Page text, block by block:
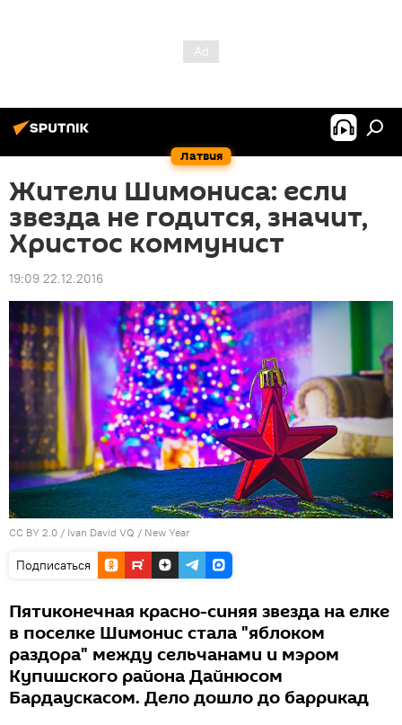
Латвия
Жители Шимониса: если
звезда не годится, значит,
Христос коммунист
19:09 22.12.2016
CC BY 2.0 / Ivan David VQ / New Year
Подписаться
Пятиконечная красно-синяя звезда на елке
в поселке Шимонис стала "яблоком
раздора" между сельчанами и мэром
Купишского района Дайнюсом
Бардаускасом. Дело дошло до баррикад